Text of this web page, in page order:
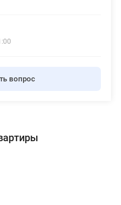
вопрос